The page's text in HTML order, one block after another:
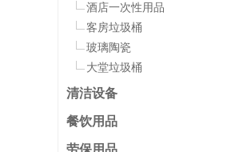
酒店一次性用品
客房垃圾桶
玻璃陶瓷
大堂垃圾桶
清洁设备
餐饮用品
劳保用品